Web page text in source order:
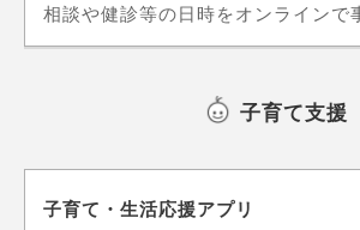
相談や健診等の日時をオンラインで
子育て支援
子育て・生活応援アプリ